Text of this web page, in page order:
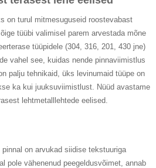
on turul mitmesuguseid roostevabast
tüübi valimisel parem arvestada mõne
tüüpidele (304, 316, 201, 430 jne)
vahel see, kuidas nende pinnaviimistlus
palju tehnikaid, üks levinumaid tüüpe on
ka kui juuksuviimistlust. Nüüd avastame
lehtmetalllehtede eelised.
on arvukad siidise tekstuuriga
pole vähenenud peegeldusvõimet, annab